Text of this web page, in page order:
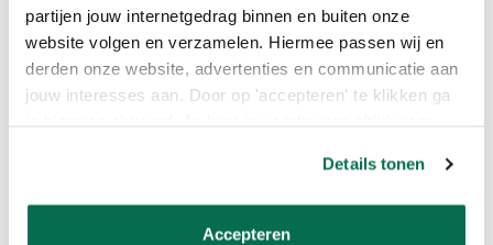
partijen jouw internetgedrag binnen en buiten onze
website volgen en verzamelen. Hiermee passen wij en
derden onze website, advertenties en communicatie aan
jouw interesses aan. Door op 'accepteren' te klikken ga
Details tonen
Accepteren
overheen. Voor de Allure Primer heb je daarvoor twee keuzes:
Hoogglans(Sigma S2U Allure High Gloss) ofZijdeglans(Sigma
S2U Allure Satin
Maar wat is het verschil tussen de twee? Over het algemeen
en daardoor langer onderhoudsvrij. Hoewel het wel iets minder